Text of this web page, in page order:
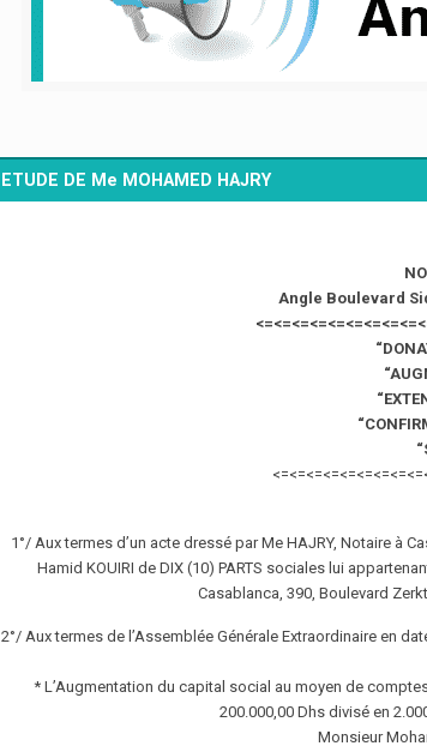
ETUDE DE Me MOHAMED HAJRY
Angle Boulevard
1°/ Aux termes d’un acte dressé par Me HAJRY, Notaire à
Hamid KOUIRI de DIX (10) PARTS sociales lui
Casablanca, 390, Boulevard
2°/ Aux termes de l’Assemblée Générale Extraordinaire en
* L’Augmentation du capital social au moyen de
200.000,00 Dhs divisé en
Monsieur